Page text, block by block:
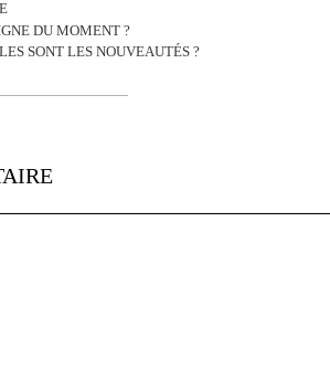
DU MOMENT ?
SONT LES NOUVEAUTÉS ?